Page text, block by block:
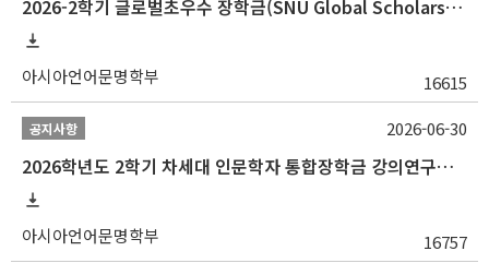
2026-2학기 글로벌초우수 장학금(SNU Global Scholarship, GS) 신청 안내(~7/12 23:00)
아시아언어문명학부 16615
공지사항
2026학년도 2학기 차세대 인문학자 통합장학금 강의연구조교 선발 안내(~7/8)
아시아언어문명학부 16757
2026-06-30